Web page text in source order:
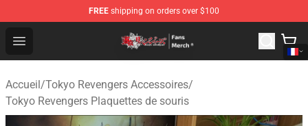
FREE shipping on orders over $100
Open menu
Tokyo Revengers Store - Official Tokyo Revengers
Accueil/Tokyo Revengers Accessoires/
Tokyo Revengers Plaquettes de souris